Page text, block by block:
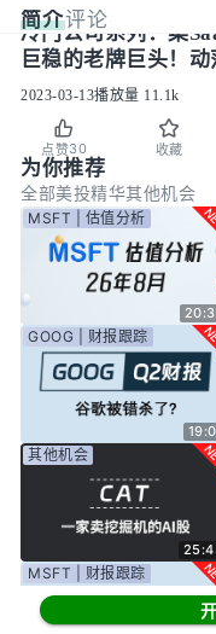
简介评论
冷门公司系列：集
巨稳的老牌巨头！
2023-03-13播放量 11.1k
点赞30 收藏
为你推荐
全部美投精华其他机会
MSFT | 估值分析
GOOG | 财报跟踪
其他机会
MSFT | 财报跟踪